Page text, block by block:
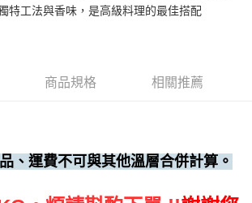
特工法與香味，是高級料理的最佳搭配
商品規格 相關推薦
、運費不可與其他溫層合併計算。